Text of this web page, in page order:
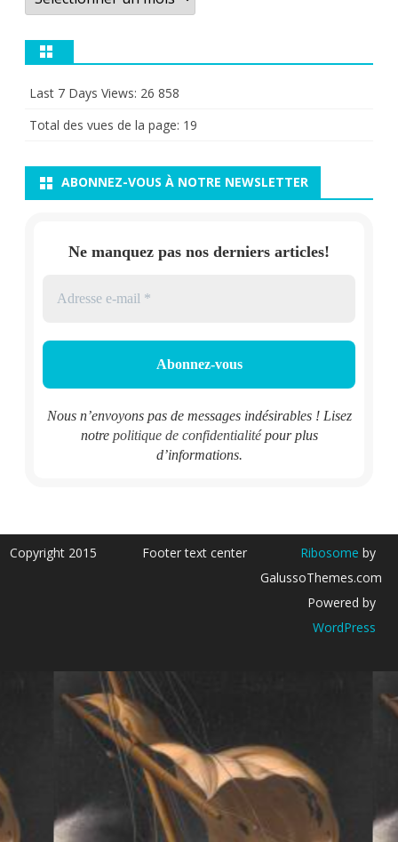
Last 7 Days Views: 26 858
Total des vues de la page: 19
ABONNEZ-VOUS À NOTRE NEWSLETTER
Ne manquez pas nos derniers articles!
Nous n’envoyons pas de messages indésirables ! Lisez
notre politique de confidentialitépour plus
d’informations.
Copyright 2015 Footer text center Ribosome by
GalussoThemes.com
Powered by
WordPress